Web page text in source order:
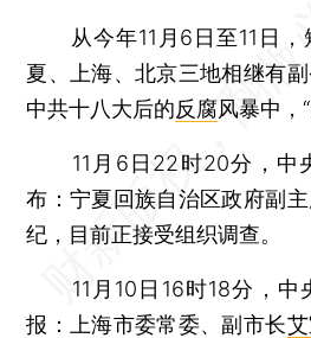
从今年11月6日至11日，
夏、上海、北京三地相继有
中共十八大后的反腐风暴中，
11月6日22时20分，中
布：宁夏回族自治区政府副
纪，目前正接受组织调查。
11月10日16时18分，中
报：上海市委常委、副市长